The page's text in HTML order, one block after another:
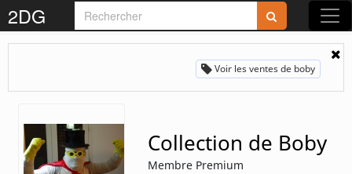
2DG Rejoignez-nous sur 2DG !
Accédez aux planches et illustrations
Voir les ventes de boby
Collection de Boby
Membre Premium